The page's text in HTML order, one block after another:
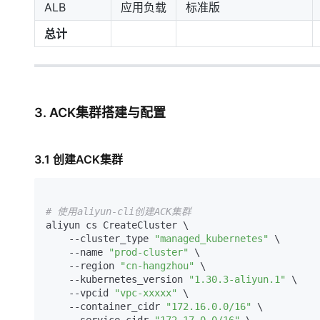
ALB 应用负载
标准版
总计
3. ACK集群搭建与配置
3.1 创建ACK集群
# 使用aliyun-cli创建ACK集群
aliyun cs CreateCluster \
    --cluster_type
"managed_kubernetes"
\
    --name
"prod-cluster"
\
    --region
"cn-hangzhou"
\
    --kubernetes_version
"1.30.3-aliyun.1"
\
    --vpcid
"vpc-xxxxx"
\
    --container_cidr
"172.16.0.0/16"
\